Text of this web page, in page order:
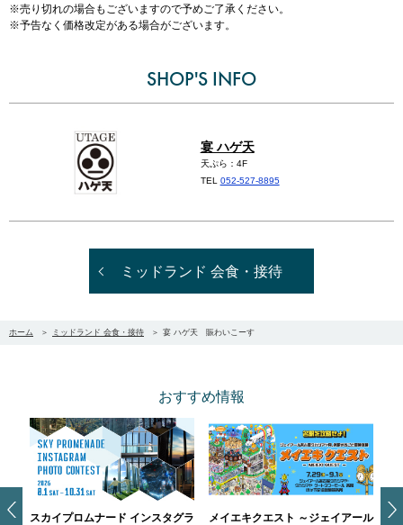
※売り切れの場合もございますので予めご了承ください。
※予告なく価格改定がある場合がございます。
SHOP'S INFO
宴 ハゲ天
天ぷら：4F
TEL 052-527-8895
ミッドランド 会食・接待
ホーム ミッドランド 会食・接待 宴 ハゲ天 賑わいこーす
おすすめ情報
スカイプロムナード インスタグラ
メイエキクエスト ～ジェイアール
ス